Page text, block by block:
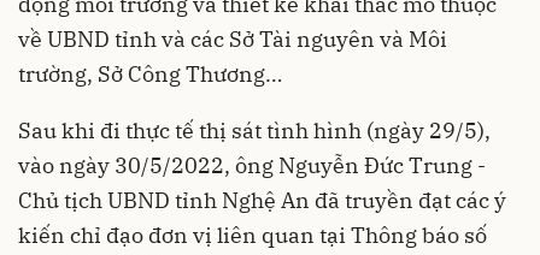
về UBND tỉnh và các Sở Tài nguyên và Môi
trường, Sở Công Thương…
Sau khi đi thực tế thị sát tình hình (ngày 29/5),
vào ngày 30/5/2022, ông Nguyễn Đức Trung -
Chủ tịch UBND tỉnh Nghệ An đã truyền đạt các ý
kiến chỉ đạo đơn vị liên quan tại Thông báo số